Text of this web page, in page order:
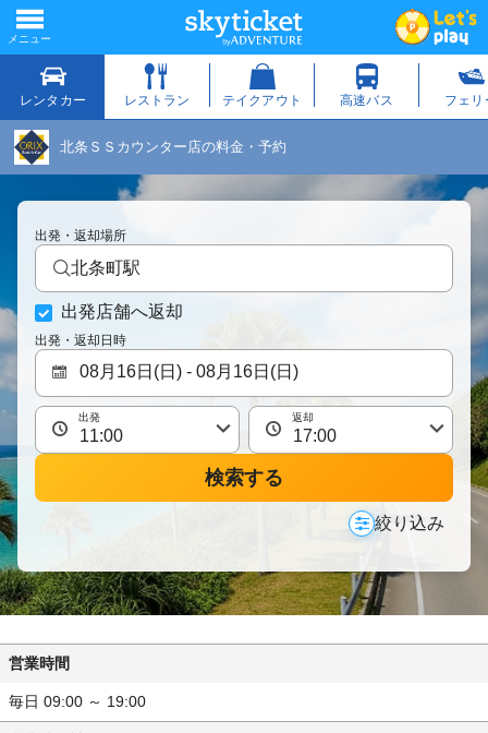
北条ＳＳカウンター店の料金・予約
出発・返却場所
北条町駅
出発店舗へ返却
出発・返却日時
出発 返却
検索する
絞り込み
営業時間
毎日 09:00 ～ 19:00